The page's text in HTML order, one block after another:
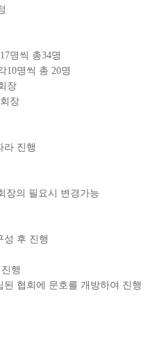
명씩 총34명
10명씩 총 20명
장
장
라 진행
장의 필요시 변경가능
성 후 진행
행
협회에 문호를 개방하여 진행